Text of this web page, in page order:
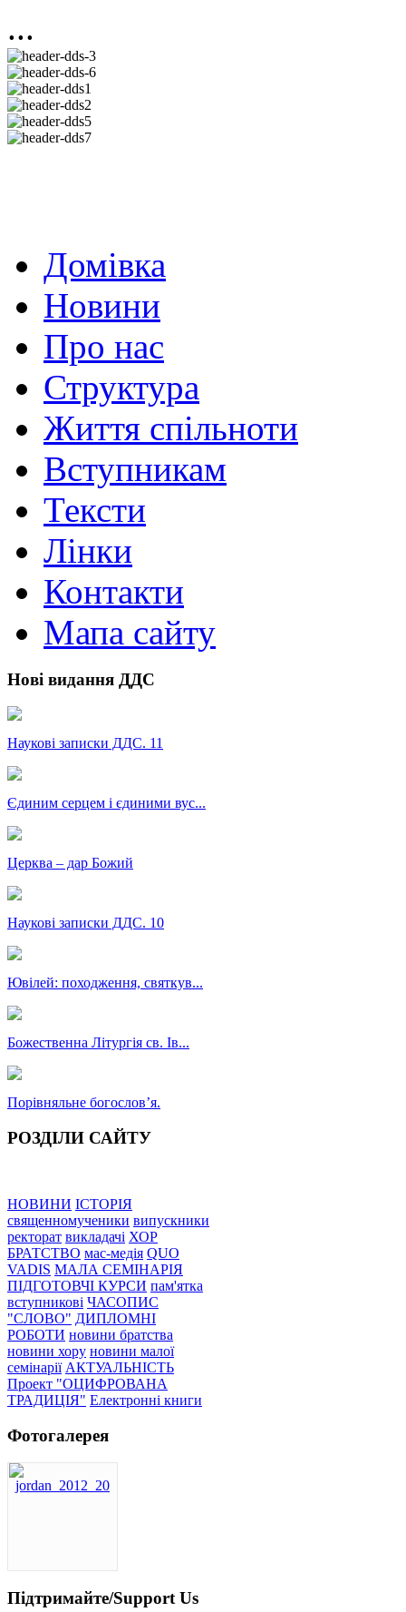
...
Домівка
Новини
Про нас
Структура
Життя спільноти
Вступникам
Тексти
Лінки
Контакти
Мапа сайту
Нові видання ДДС
Наукові записки ДДС. 11
Єдиним серцем і єдиними вус...
Церква – дар Божий
Наукові записки ДДС. 10
Ювілей: походження, святкув...
Божественна Літургія св. Ів...
Порівняльне богословʼя.
РОЗДІЛИ САЙТУ
НОВИНИ ІСТОРІЯ
священномученики випускники
ректорат викладачі ХОР
БРАТСТВО мас-медія QUO
VADIS МАЛА СЕМІНАРІЯ
ПІДГОТОВЧІ КУРСИ пам'ятка
вступникові ЧАСОПИС
"СЛОВО" ДИПЛОМНІ
РОБОТИ новини братства
новини хору новини малої
семінарії АКТУАЛЬНІСТЬ
Проект "ОЦИФРОВАНА
ТРАДИЦІЯ" Електронні книги
Фотогалерея
Підтримайте/Support Us